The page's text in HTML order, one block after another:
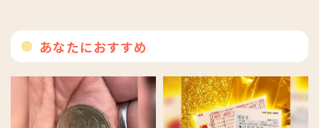
あなたにおすすめ